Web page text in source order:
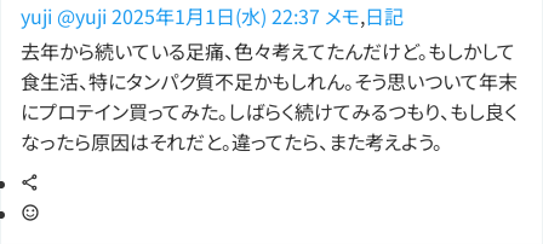
yuji @yuji2025年1月1日(水) 22:37 メモ,日記
去年から続いている足痛、色々考えてたんだけど。もしかして
食生活、特にタンパク質不足かもしれん。そう思いついて年末
にプロテイン買ってみた。しばらく続けてみるつもり、もし良く
なったら原因はそれだと。違ってたら、また考えよう。